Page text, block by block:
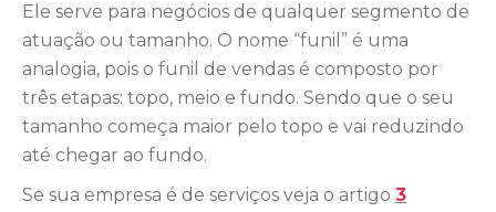
Ele serve para negócios de qualquer segmento de
atuação ou tamanho. O nome “funil” é uma
analogia, pois o funil de vendas é composto por
três etapas: topo, meio e fundo. Sendo que o seu
tamanho começa maior pelo topo e vai reduzindo
até chegar ao fundo.
Se sua empresa é de serviços veja o artigo 3